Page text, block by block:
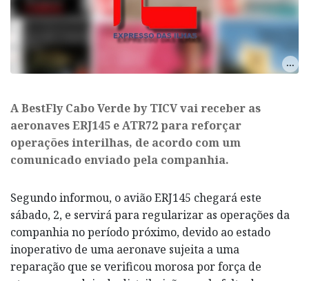
A BestFly Cabo Verde by TICV vai receber as
aeronaves ERJ145 e ATR72 para reforçar
operações interilhas, de acordo com um
comunicado enviado pela companhia.
Segundo informou, o avião ERJ145 chegará este
sábado, 2, e servirá para regularizar as operações da
companhia no período próximo, devido ao estado
inoperativo de uma aeronave sujeita a uma
reparação que se verificou morosa por força de